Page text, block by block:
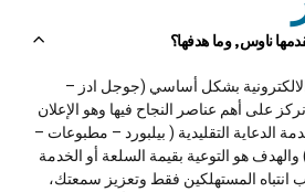
ناوس, وما هدفها؟
بشكل أساسي (جوجل ادز –
على أهم عناصر النجاح فيها وهو الإعلان
الدعاية التقليدية ( بيلبورد – مطبوعات –
والهدف هو التوعية بقيمة السلعة أو الخدمة
انتباه المستهلكين فقط وتعزيز سمعتك،